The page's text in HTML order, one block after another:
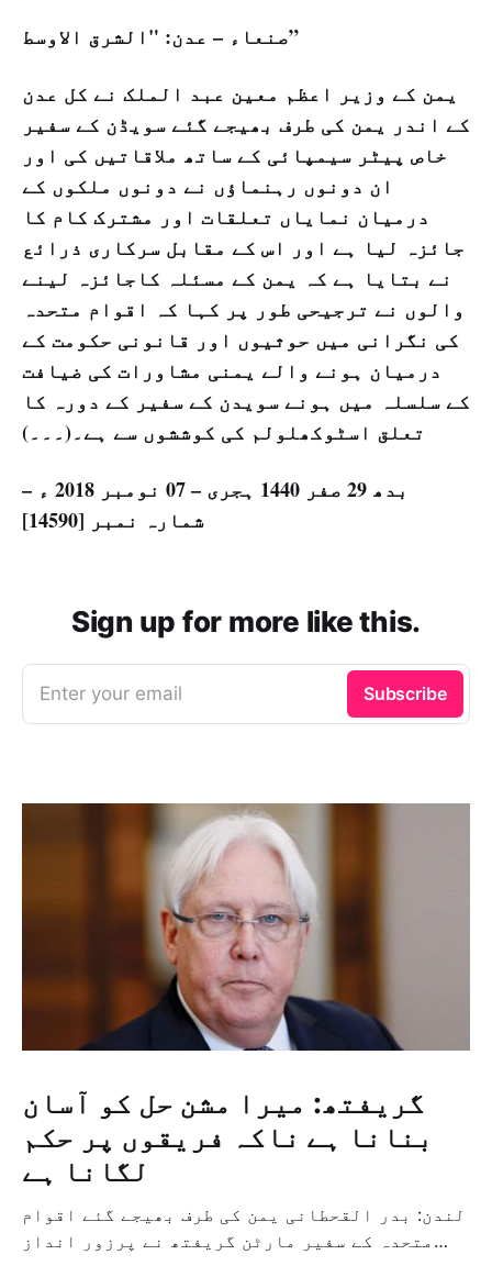
صنعاء – عدن: "الشرق الاوسط”
یمن کے وزیر اعظم معین عبد الملک نے کل عدن
کے اندر یمن کی طرف بھیجے گئے سویڈن کے سفیر
خاص پیٹر سیمپائی کے ساتھ ملاقاتیں کی اور
ان دونوں رہنماؤں نے دونوں ملکوں کے
درمیان نمایاں تعلقات اور مشترک کام کا
جائزہ لیا ہے اور اس کے مقابل سرکاری ذرائع
نے بتایا ہے کہ یمن کے مسئلہ کاجائزہ لینے
والوں نے ترجیحی طور پر کہا کہ اقوام متحدہ
کی نگرانی میں حوثیوں اور قانونی حکومت کے
درمیان ہونے والے یمنی مشاورات کی ضیافت
کے سلسلہ میں ہونے سویدن کے سفیر کے دورہ کا
تعلق اسٹوکھلولم کی کوششوں سے ہے۔(۔۔۔)
بدھ 29 صفر 1440 ہجری – 07 نومبر 2018 ء –
شمارہ نمبر [14590]
Sign up for more like this.
Enter your email Subscribe
گریفتھ: میرا مشن حل کو آسان
بنانا ہے ناکہ فریقوں پر حکم
لگانا ہے
لندن: بدر القحطانی یمن کی طرف بھیجے گئے اقوام
متحدہ کے سفیر مارٹن گریفتھ نے پرزور انداز